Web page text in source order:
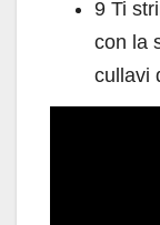
9 Ti
con la
cullavi